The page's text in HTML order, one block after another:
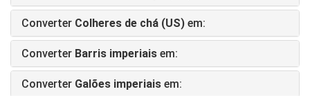
Converter Colheres de chá (US) em:
Converter Barris imperiais em:
Converter Galões imperiais em: